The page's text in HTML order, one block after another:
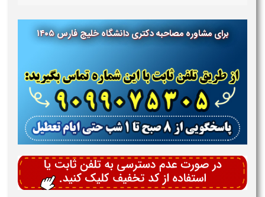
برای مشاوره مصاحبه دکتری دانشگاهخلیج فارس ۱۴۰۵